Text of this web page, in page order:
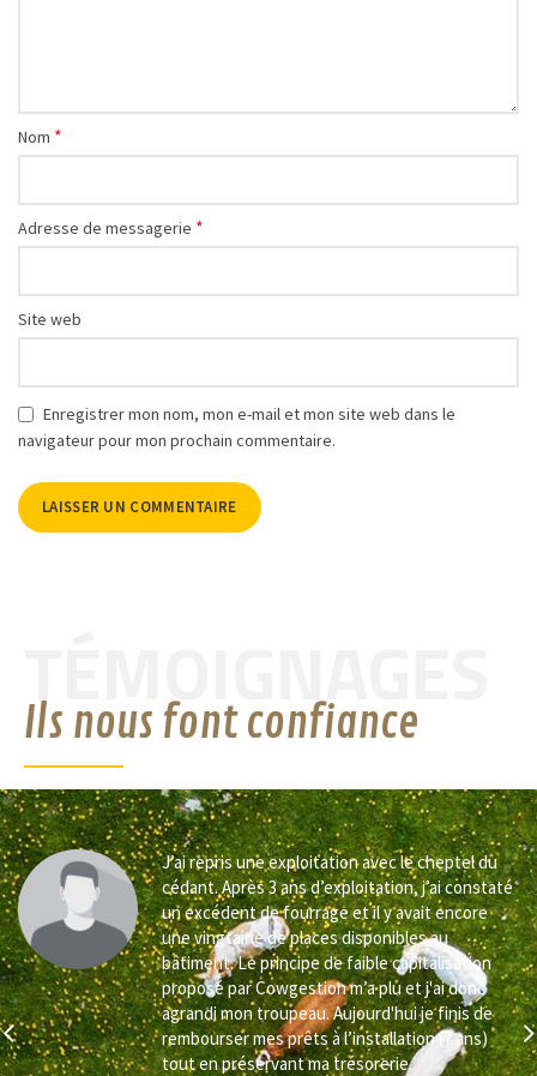
Nom *
Adresse de messagerie *
Site web
Enregistrer mon nom, mon e-mail et mon site web dans le
navigateur pour mon prochain commentaire.
TÉMOIGNAGES
Ils nous font confiance
J’ai repris une exploitation avec le cheptel du
cédant. Après 3 ans d’exploitation, j’ai constaté
un excédent de fourrage et il y avait encore
une vingtaine de places disponibles au
bâtiment. Le principe de faible capitalisation
proposé par Cowgestion m’a plu et j'ai donc
agrandi mon troupeau. Aujourd'hui je finis de
rembourser mes prêts à l’installation (7 ans)
tout en préservant ma trésorerie.